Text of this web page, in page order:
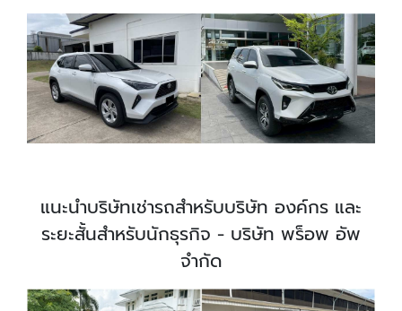
แนะนำบริษัทเช่ารถสำหรับบริษัท องค์กร และ
ระยะสั้นสำหรับนักธุรกิจ - บริษัท พร็อพ อัพ
จำกัด